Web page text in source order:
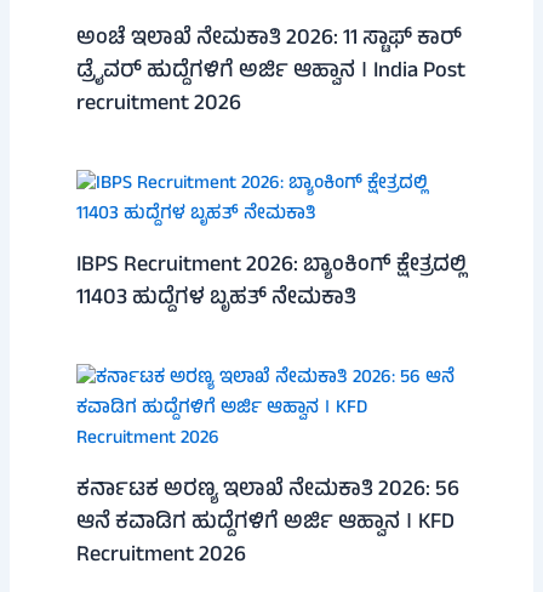
ಅಂಚೆ ಇಲಾಖೆ ನೇಮಕಾತಿ 2026: 11 ಸ್ಟಾಫ್ ಕಾರ್
ಡ್ರೈವರ್ ಹುದ್ದೆಗಳಿಗೆ ಅರ್ಜಿ ಆಹ್ವಾನ । India Post
recruitment 2026
IBPS Recruitment 2026: ಬ್ಯಾಂಕಿಂಗ್ ಕ್ಷೇತ್ರದಲ್ಲಿ
11403 ಹುದ್ದೆಗಳ ಬೃಹತ್ ನೇಮಕಾತಿ
ಕರ್ನಾಟಕ ಅರಣ್ಯ ಇಲಾಖೆ ನೇಮಕಾತಿ 2026: 56
ಆನೆ ಕವಾಡಿಗ ಹುದ್ದೆಗಳಿಗೆ ಅರ್ಜಿ ಆಹ್ವಾನ । KFD
Recruitment 2026